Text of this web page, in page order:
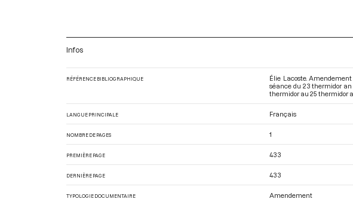
Infos
RÉFÉRENCE BIBLIOGRAPHIQUE
Élie Lacoste.
séance du 23 thermidor an
thermidor au 25 thermidor
LANGUE PRINCIPALE Français
NOMBRE DE PAGES 1
PREMIÈRE PAGE 433
DERNIÈRE PAGE 433
TYPOLOGIE DOCUMENTAIRE Amendement